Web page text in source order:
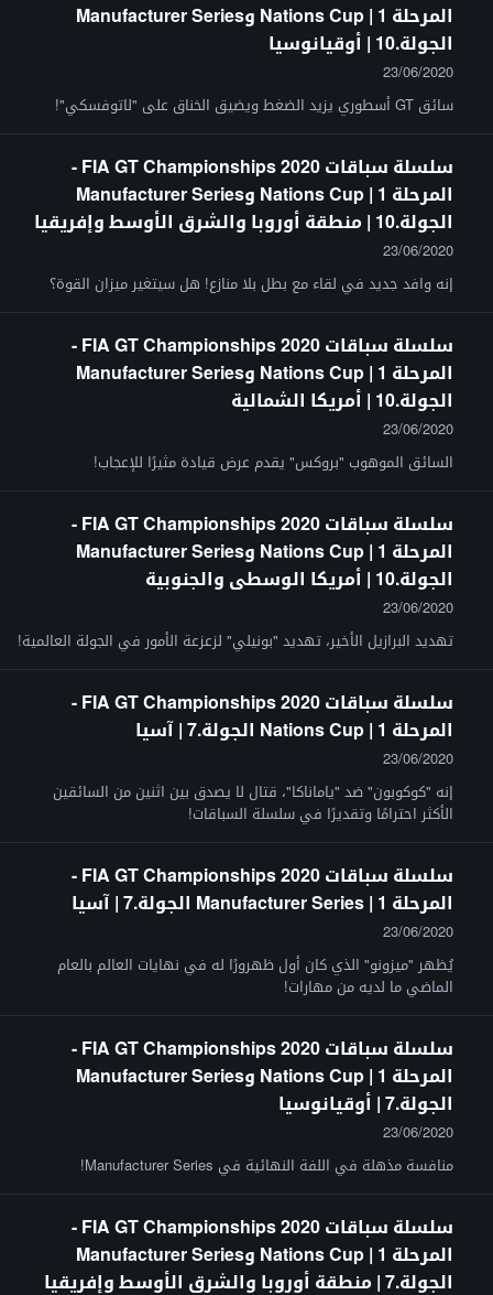
المرحلة 1 | Nations Cup وManufacturer Series
الجولة.10 | أوقيانوسيا
23/06/2020
سائق GT أسطوري يزيد الضغط ويضيق الخناق على "لاتوفسكي"!
سلسلة سباقات FIA GT Championships 2020 -
المرحلة 1 | Nations Cup وManufacturer Series
الجولة.10 | منطقة أوروبا والشرق الأوسط وإفريقيا
23/06/2020
إنه وافد جديد في لقاء مع بطل بلا منازع! هل سيتغير ميزان القوة؟
سلسلة سباقات FIA GT Championships 2020 -
المرحلة 1 | Nations Cup وManufacturer Series
الجولة.10 | أمريكا الشمالية
23/06/2020
السائق الموهوب "بروكس" يقدم عرض قيادة مثيرًا للإعجاب!
سلسلة سباقات FIA GT Championships 2020 -
المرحلة 1 | Nations Cup وManufacturer Series
الجولة.10 | أمريكا الوسطى والجنوبية
23/06/2020
تهديد البرازيل الأخير، تهديد "بونيلي" لزعزعة الأمور في الجولة العالمية!
سلسلة سباقات FIA GT Championships 2020 -
المرحلة 1 | Nations Cup الجولة.7 | آسيا
23/06/2020
إنه "كوكوبون" ضد "ياماناكا"، قتال لا يصدق بين اثنين من السائقين
الأكثر احترامًا وتقديرًا في سلسلة السباقات!
سلسلة سباقات FIA GT Championships 2020 -
المرحلة 1 | Manufacturer Series الجولة.7 | آسيا
23/06/2020
يُظهر "ميزونو" الذي كان أول ظهرورًا له في نهايات العالم بالعام
الماضي ما لديه من مهارات!
سلسلة سباقات FIA GT Championships 2020 -
المرحلة 1 | Nations Cup وManufacturer Series
الجولة.7 | أوقيانوسيا
23/06/2020
منافسة مذهلة في اللفة النهائية في Manufacturer Series!
سلسلة سباقات FIA GT Championships 2020 -
المرحلة 1 | Nations Cup وManufacturer Series
الجولة.7 | منطقة أوروبا والشرق الأوسط وإفريقيا